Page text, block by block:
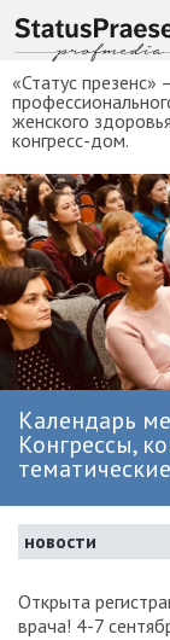
«Статус презенс»
женского
конгресс-дом.
Календарь
Конгрессы,
новости
Открыта
врача! 4-7